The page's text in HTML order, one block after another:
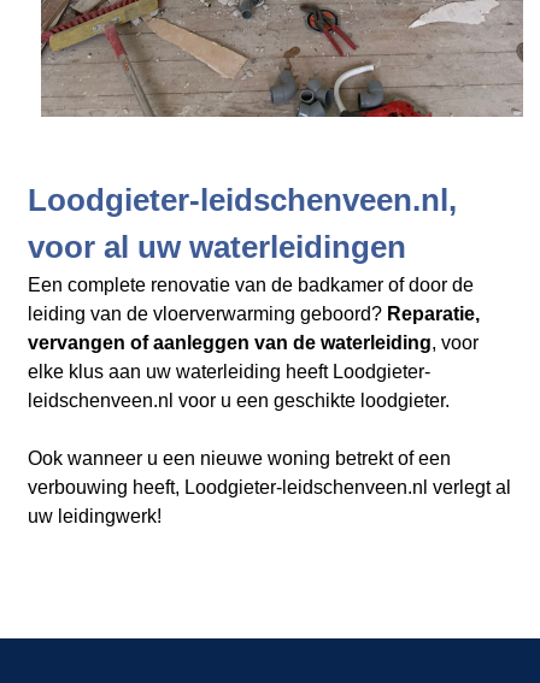
Loodgieter-leidschenveen.nl,
voor al uw waterleidingen
Een complete renovatie van de badkamer of door de
leiding van de vloerverwarming geboord? Reparatie,
vervangen of aanleggen van de waterleiding, voor
elke klus aan uw waterleiding heeft Loodgieter-
leidschenveen.nl​​​​​​​ voor u een geschikte loodgieter.
Ook wanneer u een nieuwe woning betrekt of een
verbouwing heeft, Loodgieter-leidschenveen.nl verlegt al
uw leidingwerk!